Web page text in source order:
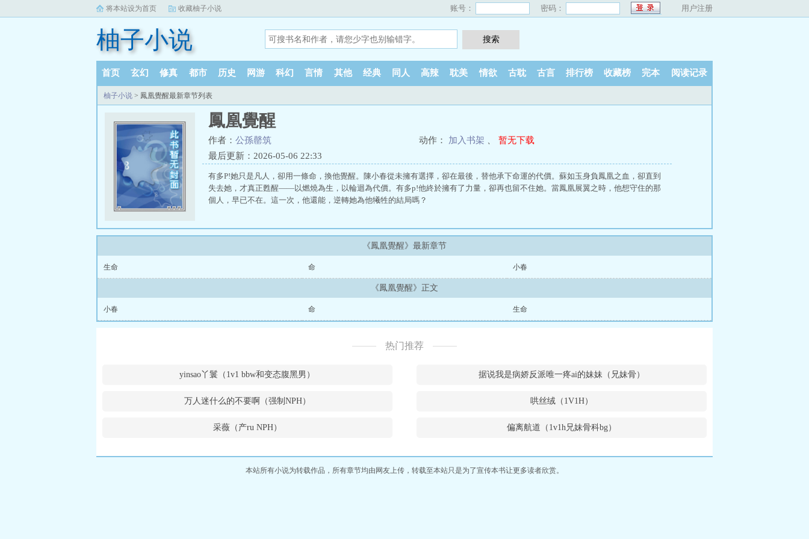
将本站设为首页 收藏柚子小说 账号： 密码： 用户注册
柚子小说
首页 玄幻 修真 都市 历史 网游 科幻 言情 其他 经典 同人 高辣 耽美 情欲 古耽 古言 排行榜 收藏榜 完本 阅读记录
柚子小说 > 鳳凰覺醒最新章节列表
鳳凰覺醒
作者： 公孫罄筑 动作： 加入书架
暂无下载
最后更新：2026-05-06 22:33
有多P!她只是凡人，卻用一條命，換他覺醒。陳小春從未擁有選擇，卻在最後，替他承下命運的代價。蘇如玉身負鳳凰之血，卻直到
失去她，才真正甦醒——以燃燒為生，以輪迴為代價。有多p!他終於擁有了力量，卻再也留不住她。當鳳凰展翼之時，他想守住的那
個人，早已不在。這一次，他還能，逆轉她為他犧牲的結局嗎？
《鳳凰覺醒》最新章节
生命 命 小春
《鳳凰覺醒》正文
小春 命 生命
热门推荐
yinsao丫鬟（1v1 bbw和变态腹黑男） 据说我是病娇反派唯一疼ai的妹妹（兄妹骨）
万人迷什么的不要啊（强制NPH） 哄丝绒（1V1H）
采薇（产ru NPH） 偏离航道（1v1h兄妹骨科bg）
本站所有小说为转载作品，所有章节均由网友上传，转载至本站只是为了宣传本书让更多读者欣赏。